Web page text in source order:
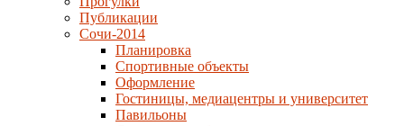
Публикации
Сочи-2014
Планировка
Спортивные объекты
Оформление
Гостиницы, медиацентры и университет
Павильоны